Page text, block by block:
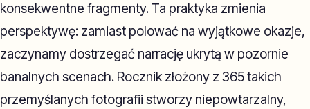
konsekwentne fragmenty. Ta praktyka zmienia
perspektywę: zamiast polować na wyjątkowe okazje,
zaczynamy dostrzegać narrację ukrytą w pozornie
banalnych scenach. Rocznik złożony z 365 takich
przemyślanych fotografii stworzy niepowtarzalny,